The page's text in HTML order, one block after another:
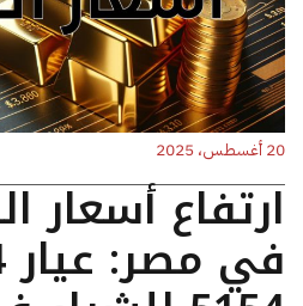
20 أغسطس، 2025
ارتفاع أسعار